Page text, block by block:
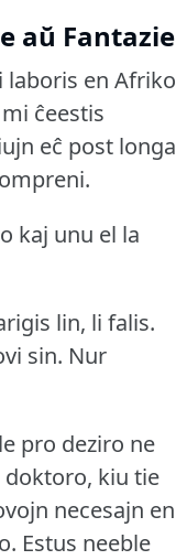
aŭ Fantazie
laboris en Afriko
ĉeestis
eĉ post longa
kaj unu el la
lin, li falis.
sin. Nur
pro deziro ne
doktoro, kiu tie
necesajn en
Estus neeble